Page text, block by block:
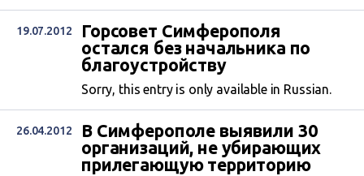
19.07.2012
Горсовет Симферополя
остался без начальника по
благоустройству
Sorry, this entry is only available in Russian.
26.04.2012
В Симферополе выявили 30
организаций, не убирающих
прилегающую территорию